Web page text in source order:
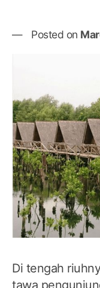
Posted on
Di tengah
tawa